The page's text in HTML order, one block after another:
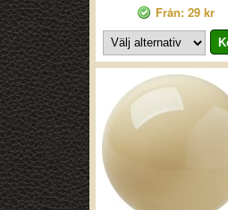
Från: 29 kr